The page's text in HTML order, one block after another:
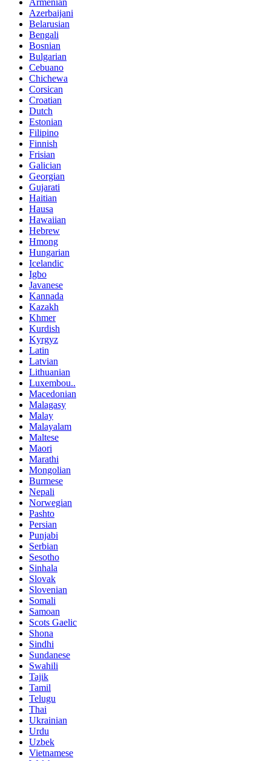
Armenian
Azerbaijani
Belarusian
Bengali
Bosnian
Bulgarian
Cebuano
Chichewa
Corsican
Croatian
Dutch
Estonian
Filipino
Finnish
Frisian
Galician
Georgian
Gujarati
Haitian
Hausa
Hawaiian
Hebrew
Hmong
Hungarian
Icelandic
Igbo
Javanese
Kannada
Kazakh
Khmer
Kurdish
Kyrgyz
Latin
Latvian
Lithuanian
Luxembou..
Macedonian
Malagasy
Malay
Malayalam
Maltese
Maori
Marathi
Mongolian
Burmese
Nepali
Norwegian
Pashto
Persian
Punjabi
Serbian
Sesotho
Sinhala
Slovak
Slovenian
Somali
Samoan
Scots Gaelic
Shona
Sindhi
Sundanese
Swahili
Tajik
Tamil
Telugu
Thai
Ukrainian
Urdu
Uzbek
Vietnamese